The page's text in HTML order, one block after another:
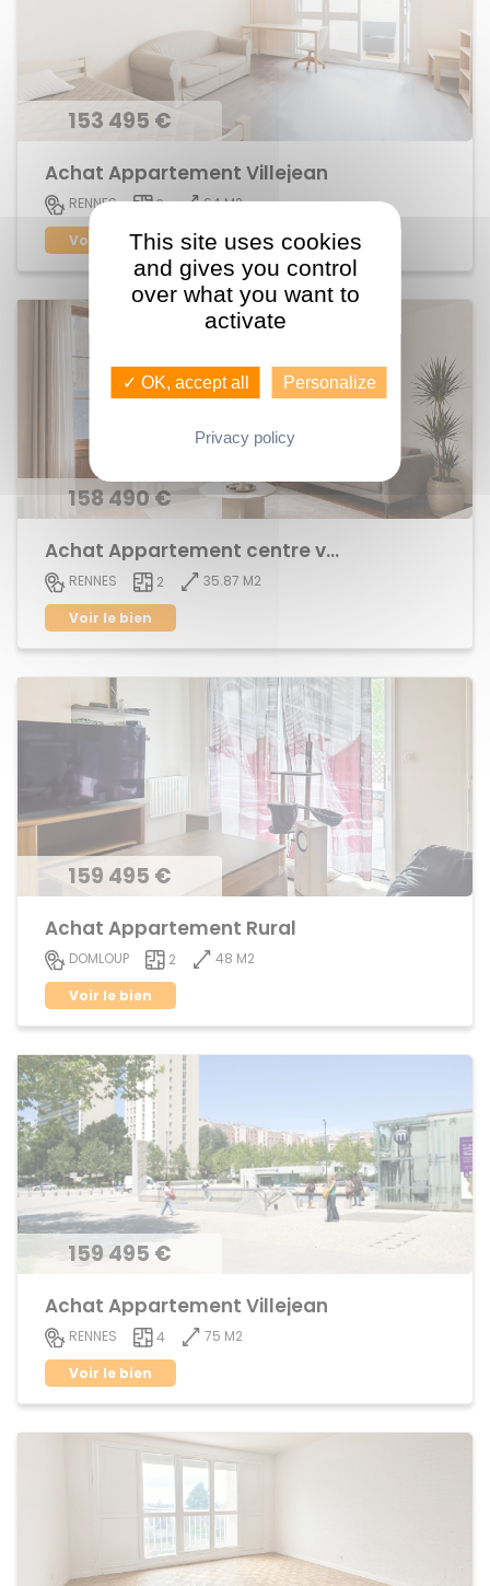
153 495 €
Achat Appartement Villejean
RENNES 3
64 M2
Voir le bien
158 490 €
Achat Appartement centre ville
RENNES 2
35.87 M2
Voir le bien
159 495 €
Achat Appartement Rural
DOMLOUP 2
48 M2
Voir le bien
159 495 €
Achat Appartement Villejean
RENNES 4
75 M2
Voir le bien
This site uses cookies
and gives you control
over what you want to
activate
✓ OK, accept all Personalize
Privacy policy